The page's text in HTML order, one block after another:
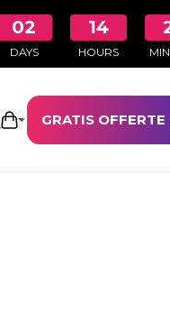
02
DAYS
14
HOURS
Winkelwagen openen
GRATIS